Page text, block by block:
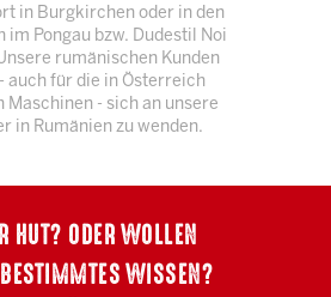
in Burgkirchen oder in den
im Pongau bzw. Dudestil Noi
rumänischen Kunden
auch für die in Österreich
Maschinen - sich an unsere
in Rumänien zu wenden.
HUT? ODER WOLLEN
WISSEN?